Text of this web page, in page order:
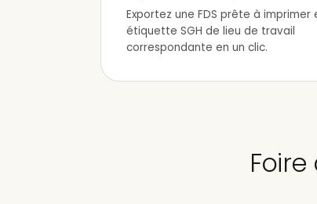
Exportez une FDS prête à imprimer
étiquette SGH de lieu de travail
correspondante en un clic.